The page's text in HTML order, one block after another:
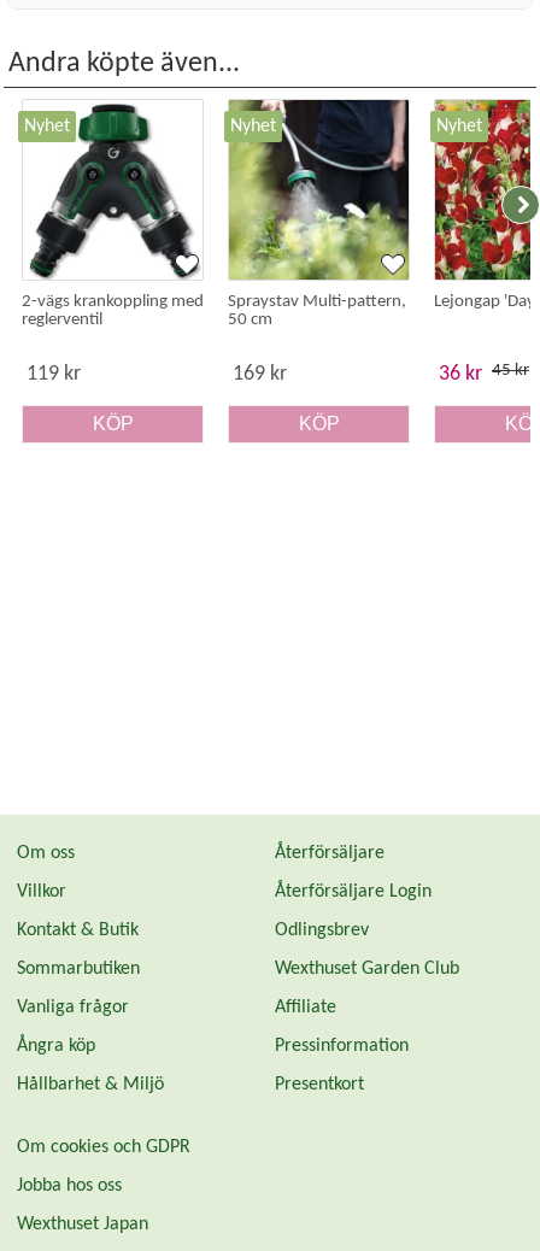
Passar även bra ihop med
Standard Garden Tray
perfekt iMinidrivhus, XL (artnr: 9788).
Storlek:33 x 51 cm
Cellstorlek:
40x40x53 mm
Andra köpte även...
Nyhet
2-vägs krankoppling med
reglerventil
119 kr
KÖP
Nyhet
Spraystav Multi-pattern,
50 cm
169 kr
KÖP
Nyhet
Lejongap
36 kr 45 kr
Om oss
Villkor
Kontakt & Butik
Sommarbutiken
Vanliga frågor
Ångra köp
Hållbarhet & Miljö
Återförsäljare
Återförsäljare Login
Odlingsbrev
Wexthuset Garden Club
Affiliate
Pressinformation
Presentkort
Om cookies och GDPR
Jobba hos oss
Wexthuset Japan